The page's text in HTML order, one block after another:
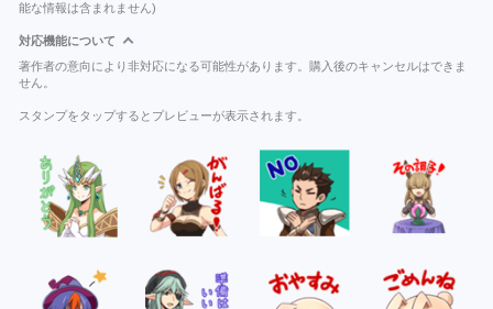
能な情報は含まれません)
対応機能について
著作者の意向により非対応になる可能性があります。購入後のキャンセルはできま
せん。
スタンプをタップするとプレビューが表示されます。